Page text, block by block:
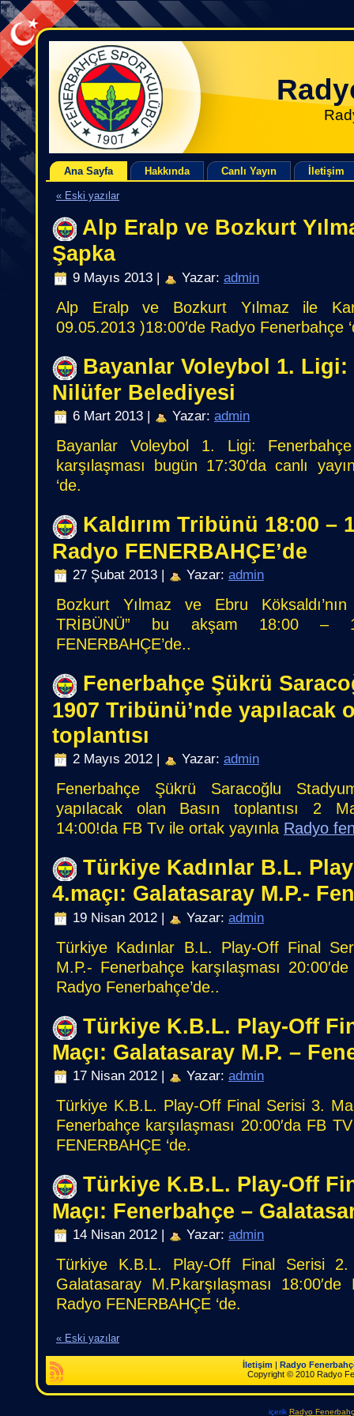
Ana Sayfa Hakkında Canlı Yayın İletişim
« Eski yazılar
Alp Eralp ve Bozkurt
Şapka
9 Mayıs 2013 | Yazar: admin
Alp Eralp ve Bozkurt Yılmaz ile
09.05.2013 )18:00′de Radyo Fenerbahçe
Bayanlar Voleybol 1. Ligi:
Nilüfer Belediyesi
6 Mart 2013 | Yazar: admin
Bayanlar Voleybol 1. Ligi:
karşılaşması bugün 17:30′da canlı
‘de.
Kaldırım Tribünü 18:00 –
Radyo FENERBAHÇE’de
27 Şubat 2013 | Yazar: admin
Bozkurt Yılmaz ve Ebru
TRİBÜNÜ” bu akşam 18:00 –
FENERBAHÇE’de..
Fenerbahçe Şükrü
1907 Tribünü’nde yapılacak
toplantısı
2 Mayıs 2012 | Yazar: admin
Fenerbahçe Şükrü Saracoğlu
yapılacak olan Basın toplantısı 2
14:00!da FB Tv ile ortak yayınla Radyo
Türkiye Kadınlar B.L.
4.maçı: Galatasaray M.P.-
19 Nisan 2012 | Yazar: admin
Türkiye Kadınlar B.L. Play-Off Final
M.P.- Fenerbahçe karşılaşması
Radyo Fenerbahçe’de..
Türkiye K.B.L. Play-Off
Maçı: Galatasaray M.P. –
17 Nisan 2012 | Yazar: admin
Türkiye K.B.L. Play-Off Final Serisi 3.
Fenerbahçe karşılaşması 20:00′da FB
FENERBAHÇE ‘de.
Türkiye K.B.L. Play-Off
Maçı: Fenerbahçe –
14 Nisan 2012 | Yazar: admin
Türkiye K.B.L. Play-Off Final Serisi 2.
Galatasaray M.P.karşılaşması
Radyo FENERBAHÇE ‘de.
« Eski yazılar
İletişim | Radyo
Copyright © 2010 Radyo
içerik Radyo